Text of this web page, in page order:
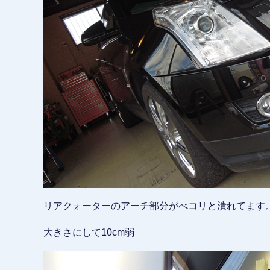
リアクォーターのアーチ部分がべコリと潰れてます
大きさにして10cm弱